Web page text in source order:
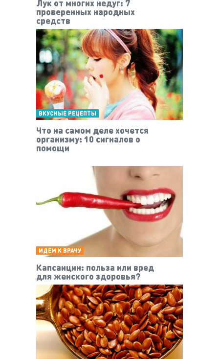
Лук от многих недуг: 7
проверенных народных
средств
ВКУСНЫЕ РЕЦЕПТЫ
Что на самом деле хочется
организму: 10 сигналов о
помощи
ИДЕМ К ВРАЧУ
Капсаицин: польза или вред
для женского здоровья?